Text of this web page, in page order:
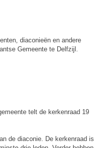
diaconieën en andere
Gemeente te Delfzijl.
telt de kerkenraad 19
de diaconie. De kerkenraad is